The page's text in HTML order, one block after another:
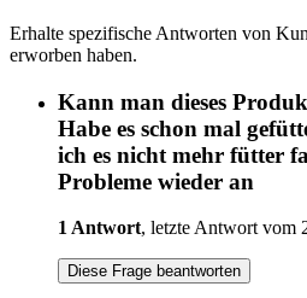
Erhalte spezifische Antworten von
erworben haben.
Kann man dieses
Habe es schon mal
ich es nicht mehr fütter
Probleme wieder an
1 Antwort, letzte Antwort vom
Diese Frage beantworten